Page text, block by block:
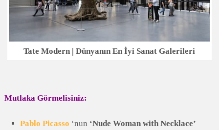
Tate Modern | Dünyanın En İyi Sanat Galerileri
Mutlaka Görmelisiniz:
Pablo Picasso ‘nun ‘Nude Woman with Necklace’